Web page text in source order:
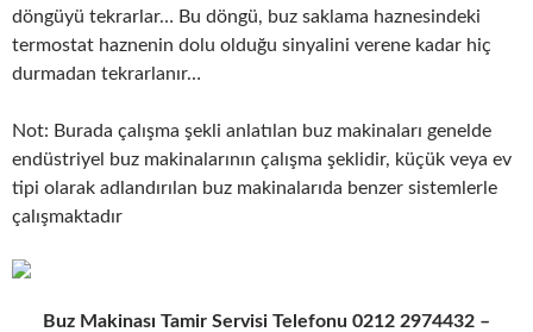
döngüyü tekrarlar… Bu döngü, buz saklama haznesindeki
termostat haznenin dolu olduğu sinyalini verene kadar hiç
durmadan tekrarlanır…
Not: Burada çalışma şekli anlatılan buz makinaları genelde
endüstriyel buz makinalarının çalışma şeklidir, küçük veya ev
tipi olarak adlandırılan buz makinalarıda benzer sistemlerle
çalışmaktadır
Buz Makinası Tamir Servisi Telefonu 0212 2974432 –